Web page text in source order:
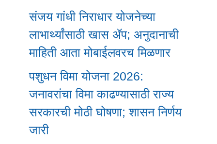
संजय गांधी निराधार योजनेच्या
लाभार्थ्यांसाठी खास ॲप; अनुदानाची
माहिती आता मोबाईलवरच मिळणार
पशुधन विमा योजना 2026:
जनावरांचा विमा काढण्यासाठी राज्य
सरकारची मोठी घोषणा; शासन निर्णय
जारी